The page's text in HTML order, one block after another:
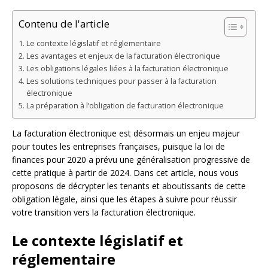
Contenu de l'article
Le contexte législatif et réglementaire
Les avantages et enjeux de la facturation électronique
Les obligations légales liées à la facturation électronique
Les solutions techniques pour passer à la facturation
électronique
La préparation à l’obligation de facturation électronique
La facturation électronique est désormais un enjeu majeur
pour toutes les entreprises françaises, puisque la loi de
finances pour 2020 a prévu une généralisation progressive de
cette pratique à partir de 2024. Dans cet article, nous vous
proposons de décrypter les tenants et aboutissants de cette
obligation légale, ainsi que les étapes à suivre pour réussir
votre transition vers la facturation électronique.
Le contexte législatif et
réglementaire